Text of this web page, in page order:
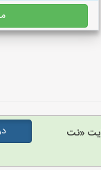
«نت